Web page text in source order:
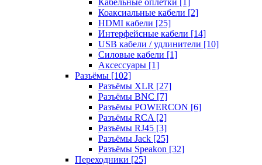
Кабельные оплетки [1]
Коаксиальные кабели [2]
HDMI кабели [25]
Интерфейсные кабели [14]
USB кабели / удлинители [10]
Силовые кабели [1]
Аксессуары [1]
Разъёмы [102]
Разъёмы XLR [27]
Разъёмы BNC [7]
Разъёмы POWERCON [6]
Разъёмы RCA [2]
Разъёмы RJ45 [3]
Разъёмы Jack [25]
Разъёмы Speakon [32]
Переходники [25]